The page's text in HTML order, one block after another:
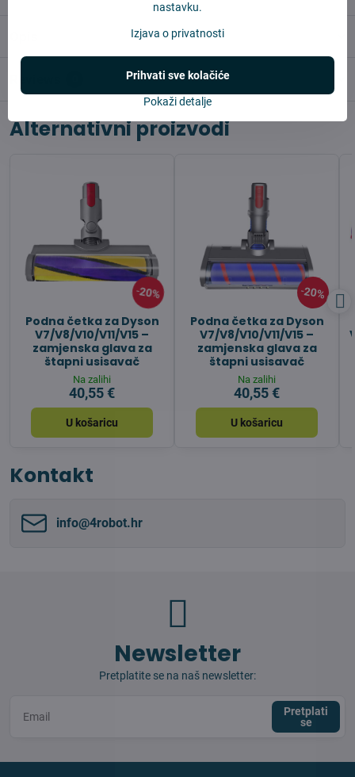
Alternativni proizvodi
20%
Podna četka za Dyson
V7/V8/V10/V11/V15 –
zamjenska glava za
štapni usisavač
Na zalihi
40,55 €
U košaricu
20%
Podna četka za Dyson
V7/V8/V10/V11/V15 –
zamjenska glava za
štapni usisavač
Na zalihi
40,55 €
U košaricu
Kontakt
info​@4robot​.hr
Newsletter
Pretplatite se na naš newsletter:
Pretplati
se
nastavku.
Izjava o privatnosti
Pokaži detalje
Prihvati sve kolačiće